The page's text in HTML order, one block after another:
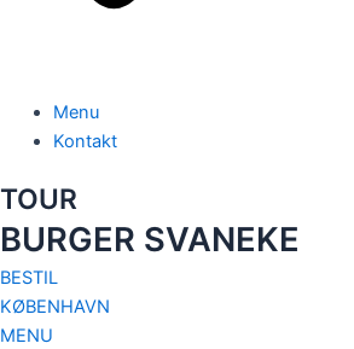
Menu
Kontakt
TOUR
BURGER SVANEKE
BESTIL
KØBENHAVN
MENU